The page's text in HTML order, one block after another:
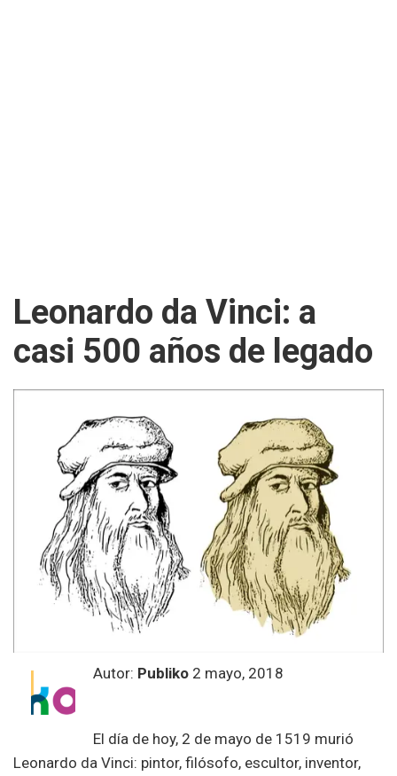
Leonardo da Vinci: a
casi 500 años de legado
Autor: Publiko 2 mayo, 2018
El día de hoy, 2 de mayo de 1519 murió
Leonardo da Vinci: pintor, filósofo, escultor, inventor,